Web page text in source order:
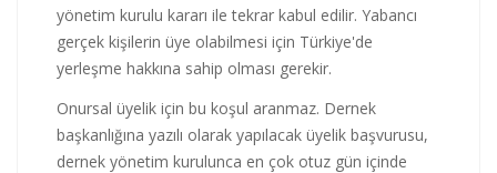
yönetim kurulu kararı ile tekrar kabul edilir. Yabancı
gerçek kişilerin üye olabilmesi için Türkiye'de
yerleşme hakkına sahip olması gerekir.
Onursal üyelik için bu koşul aranmaz. Dernek
başkanlığına yazılı olarak yapılacak üyelik başvurusu,
dernek yönetim kurulunca en çok otuz gün içinde